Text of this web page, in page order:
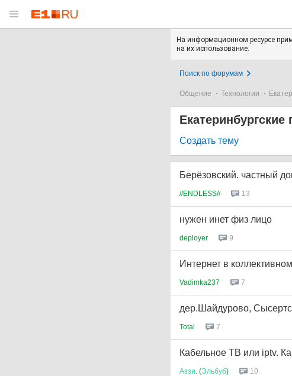
На информационном ресурсе
на их использование.
Поиск по форумам
Общение Технологии
Создать тему
Берёзовский. частный
//ENDLESS// 13
нужен инет физ лицо
deployer 9
Интернет в
Vadimka237 7
дер.Шайдурово,
Total 7
Кабельное ТВ или iptv.
Аззи . (Эльбуб) 10